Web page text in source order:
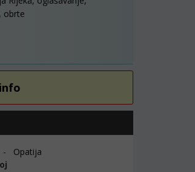
obrte
- Opatija